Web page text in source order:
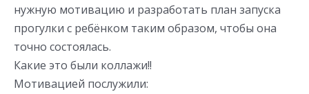
нужную мотивацию и разработать план запуска
прогулки с ребёнком таким образом, чтобы она
точно состоялась.
Какие это были коллажи!!
Мотивацией послужили: